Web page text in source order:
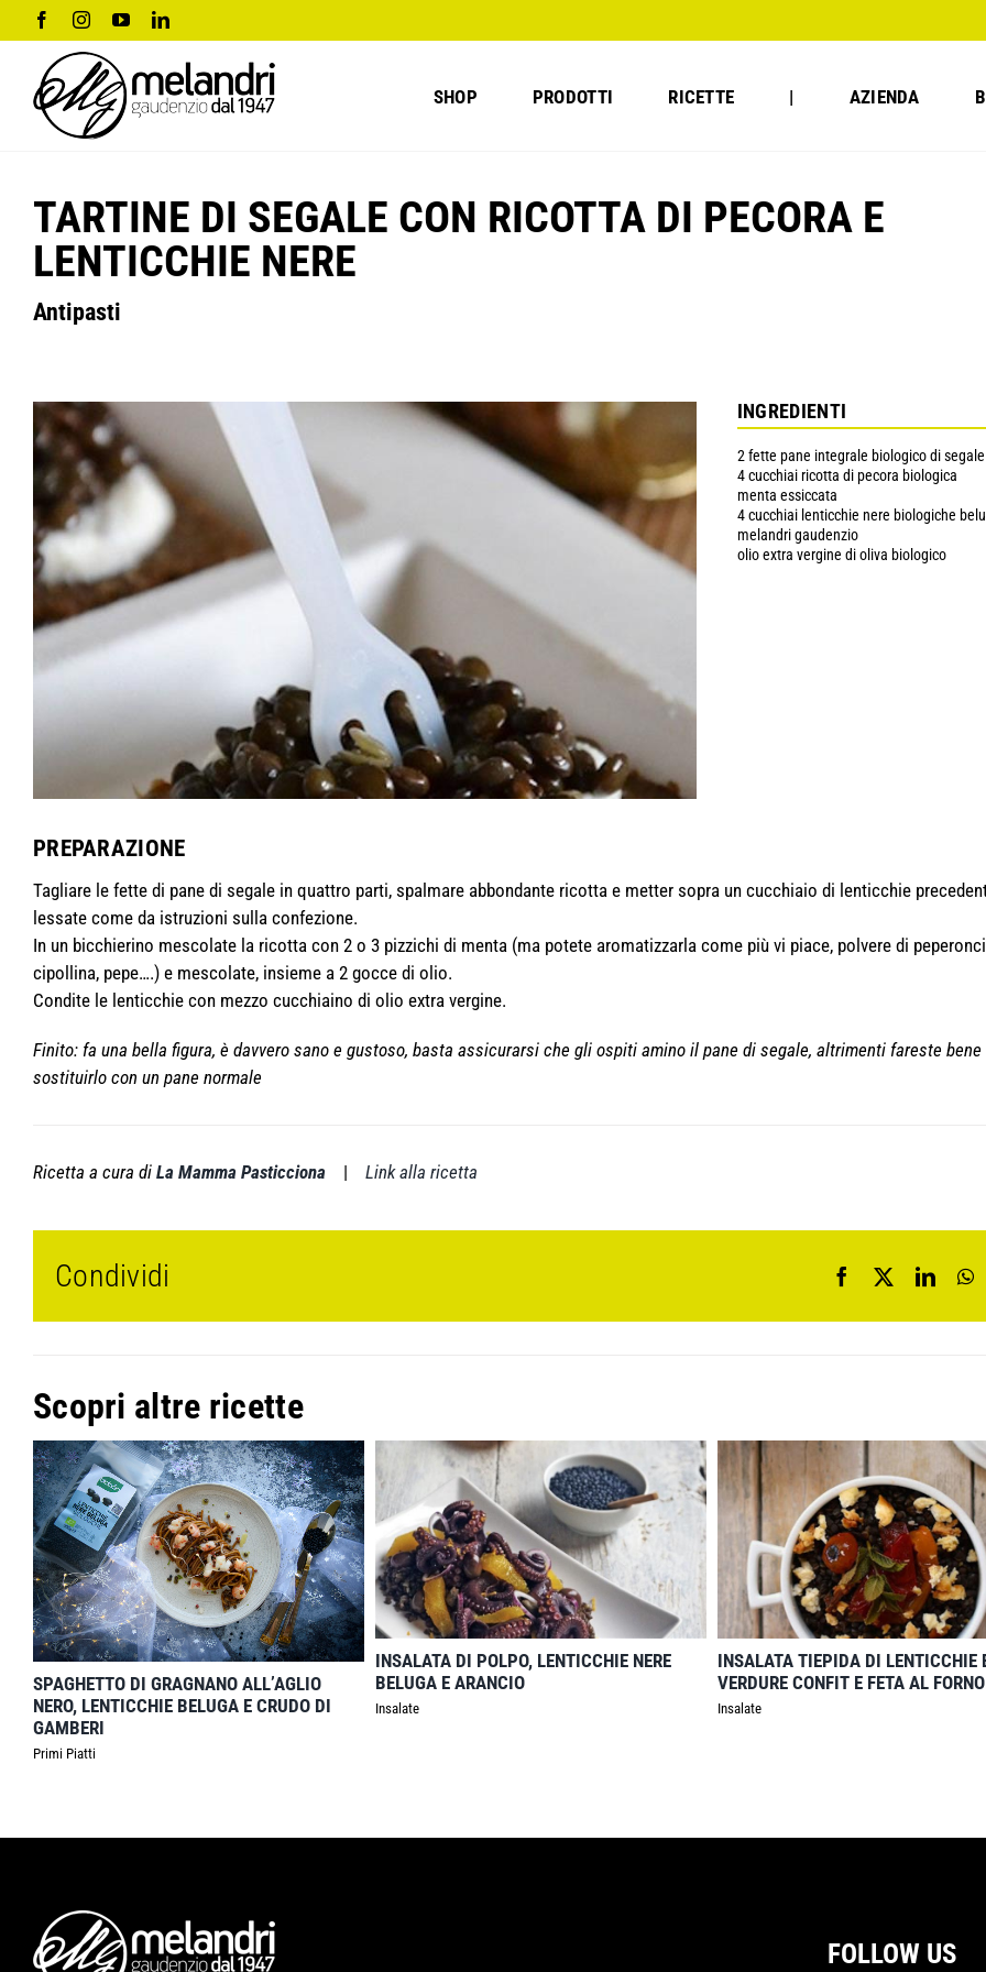
al
contenuto
FacebookInstagramYouTubeLinkedIn
SHOP PRODOTTI RICETTE | AZIENDA
TARTINE DI SEGALE CON RICOTTA DI PECORA E
LENTICCHIE NERE
Antipasti
INGREDIENTI
2 fette pane integrale biologico di segale
4 cucchiai ricotta di pecora biologica
menta essiccata
4 cucchiai lenticchie nere biologiche
melandri gaudenzio
olio extra vergine di oliva biologico
PREPARAZIONE
Tagliare le fette di pane di segale in quattro parti, spalmare abbondante ricotta e metter sopra un cucchiaio di lenticchie
lessate come da istruzioni sulla confezione.
In un bicchierino mescolate la ricotta con 2 o 3 pizzichi di menta (ma potete aromatizzarla come più vi piace, polvere di
cipollina, pepe….) e mescolate, insieme a 2 gocce di olio.
Condite le lenticchie con mezzo cucchiaino di olio extra vergine.
Finito: fa una bella figura, è davvero sano e gustoso, basta assicurarsi che gli ospiti amino il pane di segale, altrimenti fareste bene
sostituirlo con un pane normale
Ricetta a cura di La Mamma Pasticciona| Link alla ricetta
Condividi
Scopri altre ricette
SPAGHETTO DI GRAGNANO ALL’AGLIO
NERO, LENTICCHIE BELUGA E CRUDO DI
GAMBERI
Primi Piatti
INSALATA DI POLPO, LENTICCHIE NERE
BELUGA E ARANCIO
Insalate
INSALATA TIEPIDA DI LENTICCHIE
VERDURE CONFIT E FETA AL FORNO
Insalate
FOLLOW US